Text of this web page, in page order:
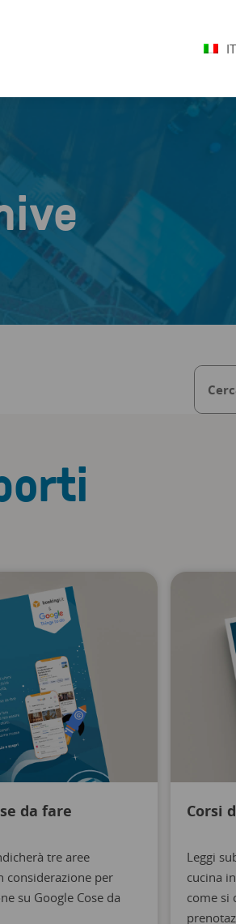
IT
da fare
tre aree
considerazione per
su Google Cose da
Corsi
Leggi
cucina
come si